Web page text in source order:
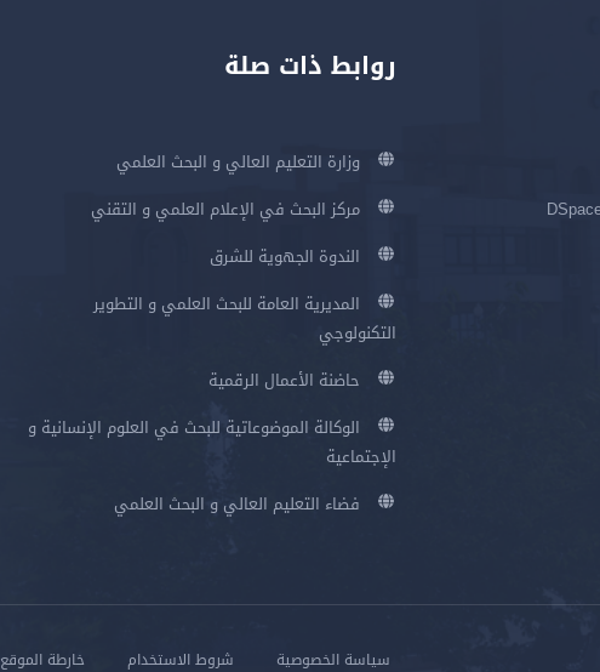
روابط ذات صلة
وزارة التعليم العالي و البحث العلمي
مركز البحث في الإعلام العلمي و التقني
الندوة الجهوية للشرق
المديرية العامة للبحث العلمي و التطوير
التكنولوجي
حاضنة الأعمال الرقمية
الوكالة الموضوعاتية للبحث في العلوم الإنسانية و
الإجتماعية
فضاء التعليم العالي و البحث العلمي
سياسة الخصوصية شروط الاستخدام خارطة الموقع